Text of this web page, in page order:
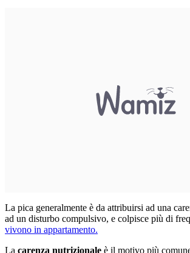
La pica generalmente è da attribuirsi ad una
ad un disturbo compulsivo, e colpisce più di
vivono in appartamento.
La carenza nutrizionale è il motivo più